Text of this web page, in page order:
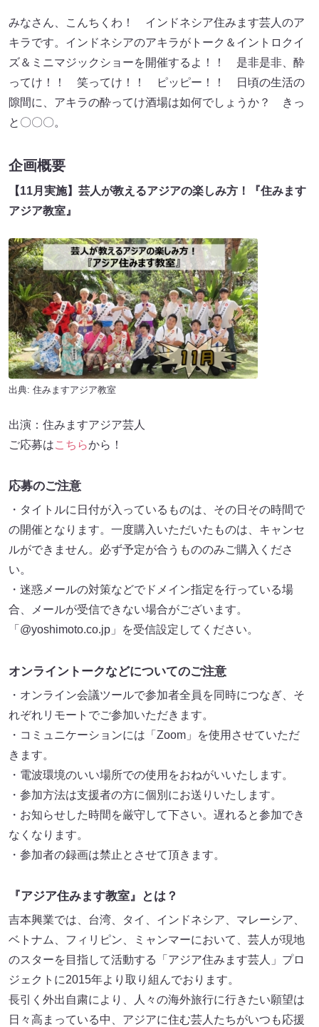
みなさん、こんちくわ！ インドネシア住みます芸人のア
キラです。インドネシアのアキラがトーク＆イントロクイ
ズ＆ミニマジックショーを開催するよ！！ 是非是非、酔
ってけ！！ 笑ってけ！！ ピッピー！！ 日頃の生活の
隙間に、アキラの酔ってけ酒場は如何でしょうか？ きっ
と〇〇〇。
企画概要
【11月実施】芸人が教えるアジアの楽しみ方！『住みます
アジア教室』
出典: 住みますアジア教室
出演：住みますアジア芸人
ご応募はこちらから！
応募のご注意
・タイトルに日付が入っているものは、その日その時間で
の開催となります。一度購入いただいたものは、キャンセ
ルができません。必ず予定が合うもののみご購入くださ
い。
・迷惑メールの対策などでドメイン指定を行っている場
合、メールが受信できない場合がございます。
「@yoshimoto.co.jp」を受信設定してください。
オンライントークなどについてのご注意
・オンライン会議ツールで参加者全員を同時につなぎ、そ
れぞれリモートでご参加いただきます。
・コミュニケーションには「Zoom」を使用させていただ
きます。
・電波環境のいい場所での使用をおねがいいたします。
・参加方法は支援者の方に個別にお送りいたします。
・お知らせした時間を厳守して下さい。遅れると参加でき
なくなります。
・参加者の録画は禁止とさせて頂きます。
『アジア住みます教室』とは？
吉本興業では、台湾、タイ、インドネシア、マレーシア、
ベトナム、フィリピン、ミャンマーにおいて、芸人が現地
のスターを目指して活動する「アジア住みます芸人」プロ
ジェクトに2015年より取り組んでおります。
長引く外出自粛により、人々の海外旅行に行きたい願望は
日々高まっている中、アジアに住む芸人たちがいつも応援